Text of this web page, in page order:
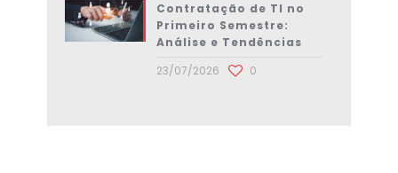
Contratação de TI no
Primeiro Semestre:
Análise e Tendências
23/07/2026
0